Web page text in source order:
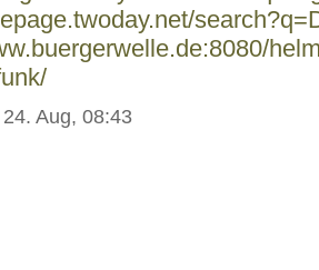
Aug, 08:43